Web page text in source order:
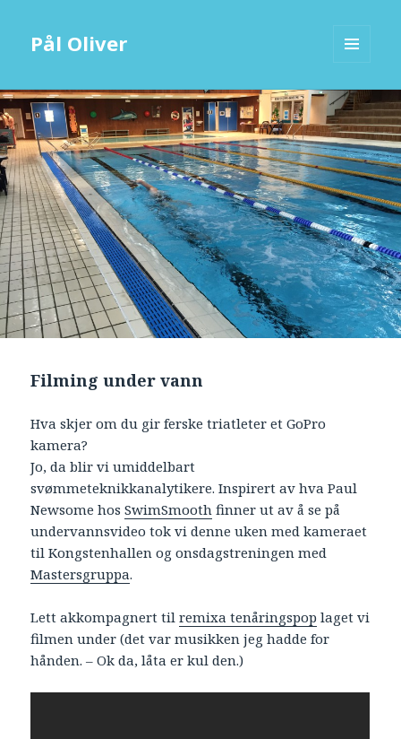
Pål Oliver
WIDGETER
Filming under vann
Hva skjer om du gir ferske triatleter et GoPro
kamera?
Jo, da blir vi umiddelbart
svømmeteknikkanalytikere. Inspirert av hva Paul
Newsome hosSwimSmooth finner ut av å se på
undervannsvideo tok vi denne uken med kameraet
til Kongstenhallen og onsdagstreningen med
Mastersgruppa.
Lett akkompagnert tilremixa tenåringspop laget vi
filmen under (det var musikken jeg hadde for
hånden. – Ok da, låta er kul den.)